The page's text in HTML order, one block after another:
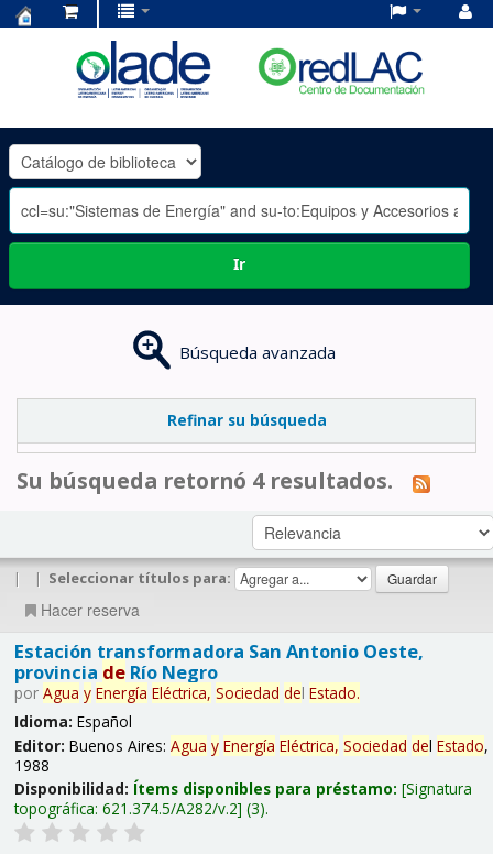
OLADE
-
Ir
Búsqueda avanzada
Refinar su búsqueda
Su búsqueda retornó 4 resultados.
| | Seleccionar títulos para:
Hacer reserva
Estación transformadora San Antonio Oeste,
provincia deRío Negro
por Agua y Energía Eléctrica, Sociedad del Estado.
Idioma: Español
Editor: Buenos Aires: Agua y Energía Eléctrica, Sociedad del Estado,
1988
Disponibilidad: Ítems disponibles para préstamo: Signatura
topográfica: 621.374.5/A282/v.2 (3).